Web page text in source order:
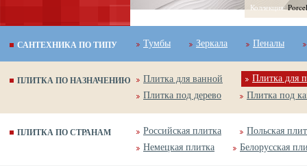
Коллекция:Porcelanosa
САНТЕХНИКА ПО ТИПУ Тумбы Зеркала Пеналы
ПЛИТКА ПО НАЗНАЧЕНИЮ Плитка для ванной
Плитка для
Плитка под дерево
Плитка под
ПЛИТКА ПО СТРАНАМ Российская плитка
Польская
Немецкая плитка
Белорусская